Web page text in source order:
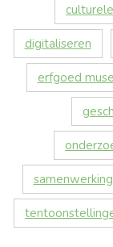
digitaliseren
erfgoed